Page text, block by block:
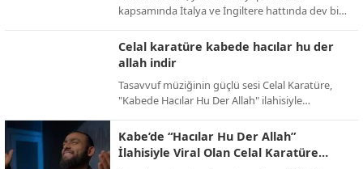
alanında üretmeye devam ediyor.
kapsamında İtalya ve İngiltere hattında dev bir
yürüttüğü görüşmelerde dünya yıldızları
masada.
Celal karatüre kabede hacılar hu der
allah indir
Tasavvuf müziğinin güçlü sesi Celal Karatüre,
"Kabede Hacılar Hu Der Allah" ilahisiyle
atmosferine davet ederken, eser dijital
platformlarda paylaşım rekorları kırmaya devam
ediyor.
Kabe’de “Hacılar Hu Der Allah”
İlahisiyle Viral Olan Celal Karatüre